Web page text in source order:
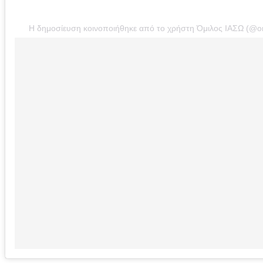
Η δημοσίευση κοινοποιήθηκε από το χρήστη Όμιλος ΙΑΣΩ